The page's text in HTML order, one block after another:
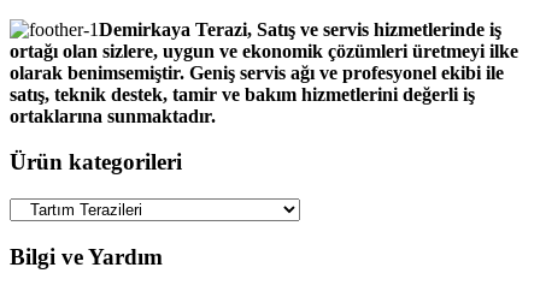
Demirkaya Terazi, Satış ve servis hizmetlerinde iş
ortağı olan sizlere, uygun ve ekonomik çözümleri üretmeyi ilke
olarak benimsemiştir. Geniş servis ağı ve profesyonel ekibi ile
satış, teknik destek, tamir ve bakım hizmetlerini değerli iş
ortaklarına sunmaktadır.
Ürün kategorileri
Bilgi ve Yardım